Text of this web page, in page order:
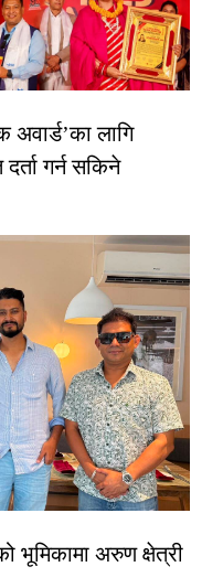
लागि
गर्न सकिने
भूमिकामा अरुण क्षेत्री